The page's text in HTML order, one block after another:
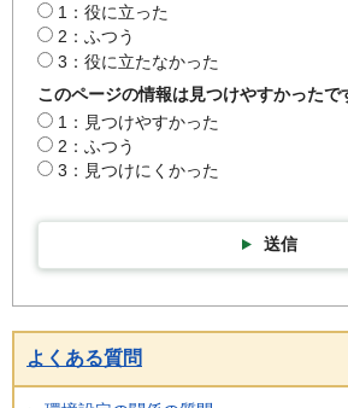
1：役に立った
2：ふつう
3：役に立たなかった
このページの情報は見つけやすかったで
1：見つけやすかった
2：ふつう
3：見つけにくかった
送信
よくある質問